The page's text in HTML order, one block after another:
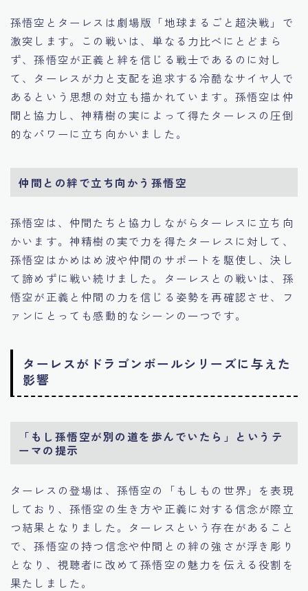
孫悟空とターレスは劇場版「地球まるごと超決戦」で
激突します。この戦いは、単なる力比べにとどまら
ず、孫悟空が正義と絆を信じる戦士であるのに対し
て、ターレスが力と支配を追求する冷酷なサイヤ人で
あるという思想の対立も描かれています。孫悟空は仲
間と協力し、神精樹の実によって得たターレスの圧倒
的なパワーに立ち向かいました。
仲間との絆で立ち向かう孫悟空
孫悟空は、仲間たちと協力しながらターレスに立ち向
かいます。神精樹の実で力を得たターレスに対して、
孫悟空はかめはめ波や仲間のサポートを駆使し、決し
て諦めずに戦い続けました。ターレスとの戦いは、孫
悟空が正義と仲間の力を信じる姿勢を再確認させ、フ
ァンにとっても感動的なシーンの一つです。
ターレスがドラゴンボールシリーズに与えた
影響
「もし孫悟空が別の道を歩んでいたら」というテ
ーマの提示
ターレスの登場は、孫悟空の「もしもの世界」を表現
しており、孫悟空の生き方や正義に対する信念が際立
つ結果となりました。ターレスという存在があること
で、孫悟空の持つ信念や仲間との絆の強さが浮き彫り
となり、視聴者に改めて孫悟空の魅力を伝える役割を
果たしました。